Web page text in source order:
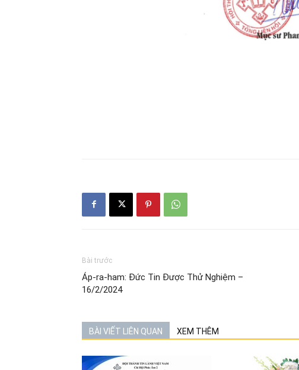
Bài trước
Áp-ra-ham: Đức Tin Được Thử Nghiệm –
16/2/2024
BÀI VIẾT LIÊN QUAN XEM THÊM